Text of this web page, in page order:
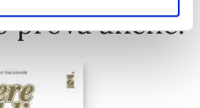
prova anche: